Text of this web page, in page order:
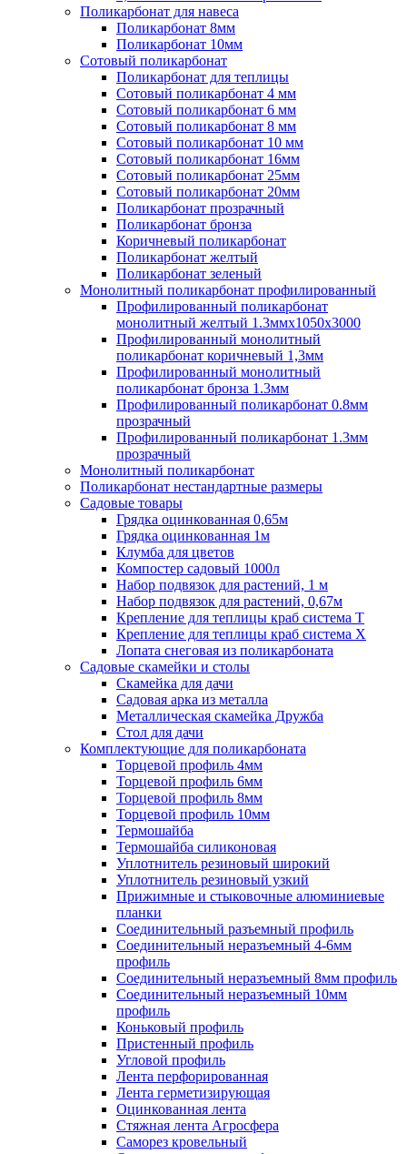
Поликарбонат для навеса
Поликарбонат 8мм
Поликарбонат 10мм
Сотовый поликарбонат
Поликарбонат для теплицы
Сотовый поликарбонат 4 мм
Сотовый поликарбонат 6 мм
Сотовый поликарбонат 8 мм
Сотовый поликарбонат 10 мм
Сотовый поликарбонат 16мм
Сотовый поликарбонат 25мм
Сотовый поликарбонат 20мм
Поликарбонат прозрачный
Поликарбонат бронза
Коричневый поликарбонат
Поликарбонат желтый
Поликарбонат зеленый
Монолитный поликарбонат профилированный
Профилированный поликарбонат
монолитный желтый 1.3ммх1050х3000
Профилированный монолитный
поликарбонат коричневый 1,3мм
Профилированный монолитный
поликарбонат бронза 1.3мм
Профилированный поликарбонат 0.8мм
прозрачный
Профилированный поликарбонат 1.3мм
прозрачный
Монолитный поликарбонат
Поликарбонат нестандартные размеры
Садовые товары
Грядка оцинкованная 0,65м
Грядка оцинкованная 1м
Клумба для цветов
Компостер садовый 1000л
Набор подвязок для растений, 1 м
Набор подвязок для растений, 0,67м
Крепление для теплицы краб система Т
Крепление для теплицы краб система Х
Лопата снеговая из поликарбоната
Садовые скамейки и столы
Скамейка для дачи
Садовая арка из металла
Металлическая скамейка Дружба
Стол для дачи
Комплектующие для поликарбоната
Торцевой профиль 4мм
Торцевой профиль 6мм
Торцевой профиль 8мм
Торцевой профиль 10мм
Термошайба
Термошайба силиконовая
Уплотнитель резиновый широкий
Уплотнитель резиновый узкий
Прижимные и стыковочные алюминиевые
планки
Соединительный разъемный профиль
Соединительный неразъемный 4-6мм
профиль
Соединительный неразъемный 8мм профиль
Соединительный неразъемный 10мм
профиль
Коньковый профиль
Пристенный профиль
Угловой профиль
Лента перфорированная
Лента герметизирующая
Оцинкованная лента
Стяжная лента Агросфера
Саморез кровельный